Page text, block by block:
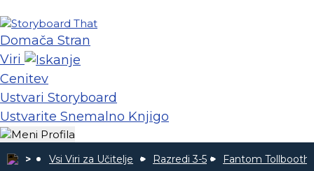
Domača Stran
Viri
Cenitev
Ustvari Storyboard
Ustvarite Snemalno Knjigo
Vsi Viri za Učitelje Razredi 3-5 Fantom Tollbooth